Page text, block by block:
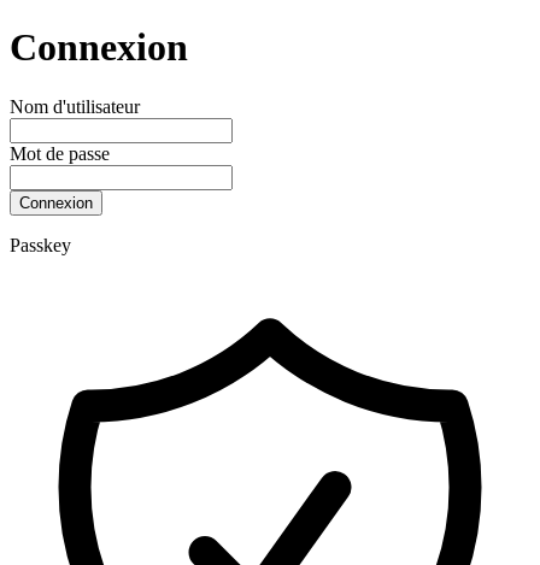
Connexion
Nom d'utilisateur
Mot de passe
Connexion
Passkey